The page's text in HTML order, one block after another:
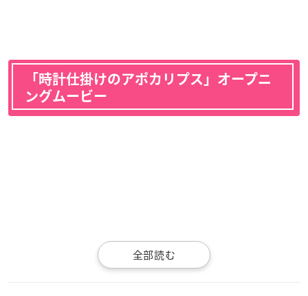
「時計仕掛けのアポカリプス」オープニ
ングムービー